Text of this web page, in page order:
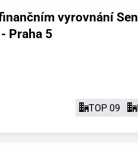
vyrovnání
Praha 5
TOP 09